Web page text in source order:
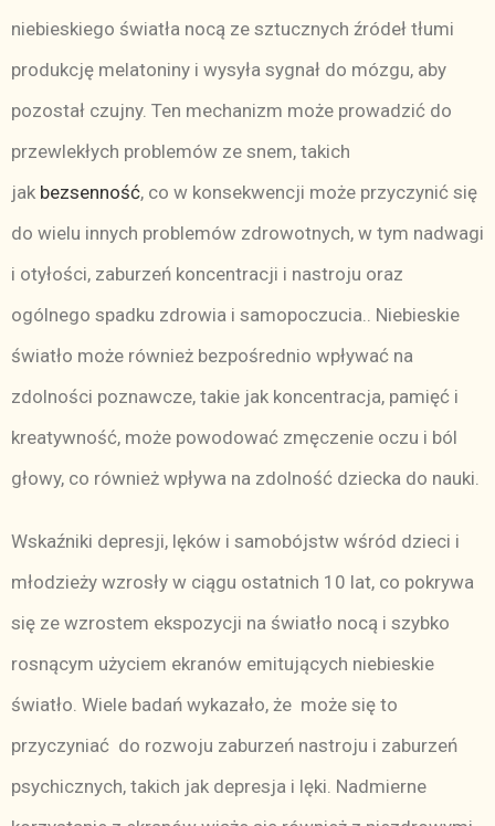
niebieskiego światła nocą ze sztucznych źródeł tłumi
produkcję melatoniny i wysyła sygnał do mózgu, aby
pozostał czujny. Ten mechanizm może prowadzić do
przewlekłych problemów ze snem, takich
jak bezsenność, co w konsekwencji może przyczynić się
do wielu innych problemów zdrowotnych, w tym nadwagi
i otyłości, zaburzeń koncentracji i nastroju oraz
ogólnego spadku zdrowia i samopoczucia.. Niebieskie
światło może również bezpośrednio wpływać na
zdolności poznawcze, takie jak koncentracja, pamięć i
kreatywność, może powodować zmęczenie oczu i ból
głowy, co również wpływa na zdolność dziecka do nauki.
Wskaźniki depresji, lęków i samobójstw wśród dzieci i
młodzieży wzrosły w ciągu ostatnich 10 lat, co pokrywa
się ze wzrostem ekspozycji na światło nocą i szybko
rosnącym użyciem ekranów emitujących niebieskie
światło. Wiele badań wykazało, że może się to
przyczyniać do rozwoju zaburzeń nastroju i zaburzeń
psychicznych, takich jak depresja i lęki. Nadmierne